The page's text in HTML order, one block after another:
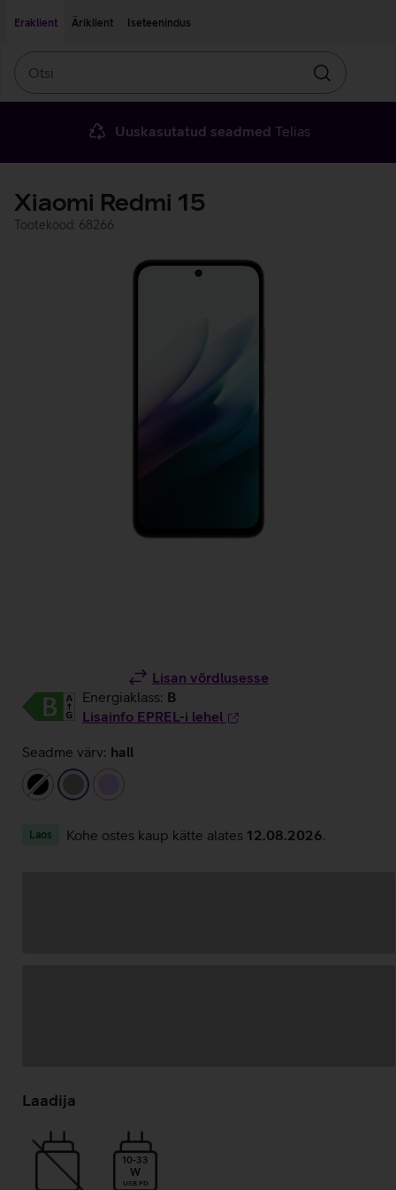
Eraklient
Äriklient Iseteenindus
Otsin
Uuskasutatud seadmed Telias
Xiaomi Redmi 15
Tootekood: 68266
Lisan võrdlusesse
Energiaklass: B
Lisainfo EPREL-i lehel
Seadme värv: hall
must
hall
Laos Kohe ostes kaup kätte alates 12.08.2026
laadimine
Laadija
10-33
W
USB PD